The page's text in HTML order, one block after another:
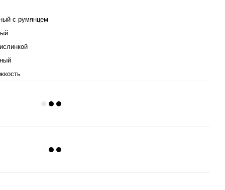
с румянцем